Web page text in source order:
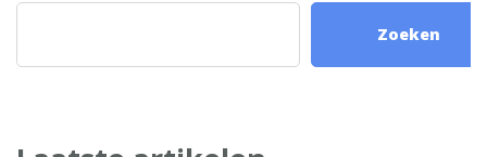
Zoeken